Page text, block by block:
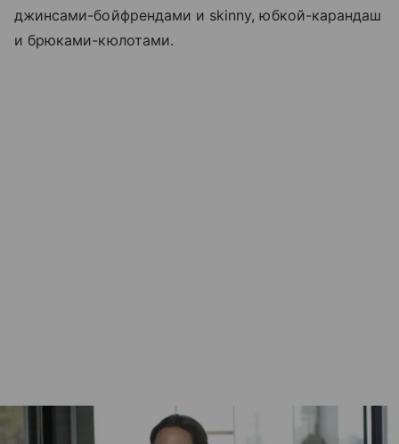
джинсами-бойфрендами и skinny, юбкой-карандаш
и брюками-кюлотами.